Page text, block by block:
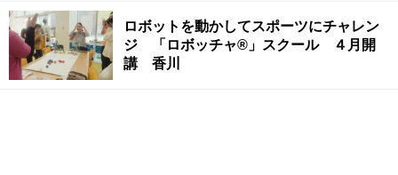
ロボットを動かしてスポーツにチャレン
ジ 「ロボッチャ®」スクール ４月開
講 香川